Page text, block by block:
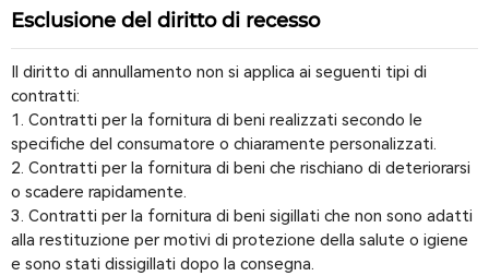
Esclusione del diritto di recesso
Il diritto di annullamento non si applica ai seguenti tipi di
contratti:
1. Contratti per la fornitura di beni realizzati secondo le
specifiche del consumatore o chiaramente personalizzati.
2. Contratti per la fornitura di beni che rischiano di deteriorarsi
o scadere rapidamente.
3. Contratti per la fornitura di beni sigillati che non sono adatti
alla restituzione per motivi di protezione della salute o igiene
e sono stati dissigillati dopo la consegna.